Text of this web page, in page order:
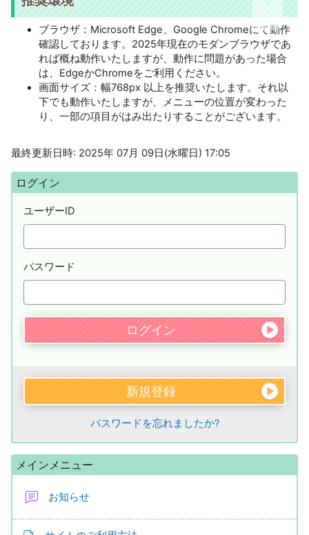
ブラウザ：Microsoft Edge、Google Chromeにて動作
確認しております。2025年現在のモダンブラウザであ
れば概ね動作いたしますが、動作に問題があった場合
は、EdgeかChromeをご利用ください。
画面サイズ：幅768px 以上を推奨いたします。それ以
下でも動作いたしますが、メニューの位置が変わった
り、一部の項目がはみ出たりすることがございます。
最終更新日時: 2025年 07月 09日(水曜日) 17:05
ブロック
ログイン をスキップする
ログイン
ユーザーID
パスワード
新規登録
パスワードを忘れましたか?
メインメニュー をスキップする
メインメニュー
お知らせ